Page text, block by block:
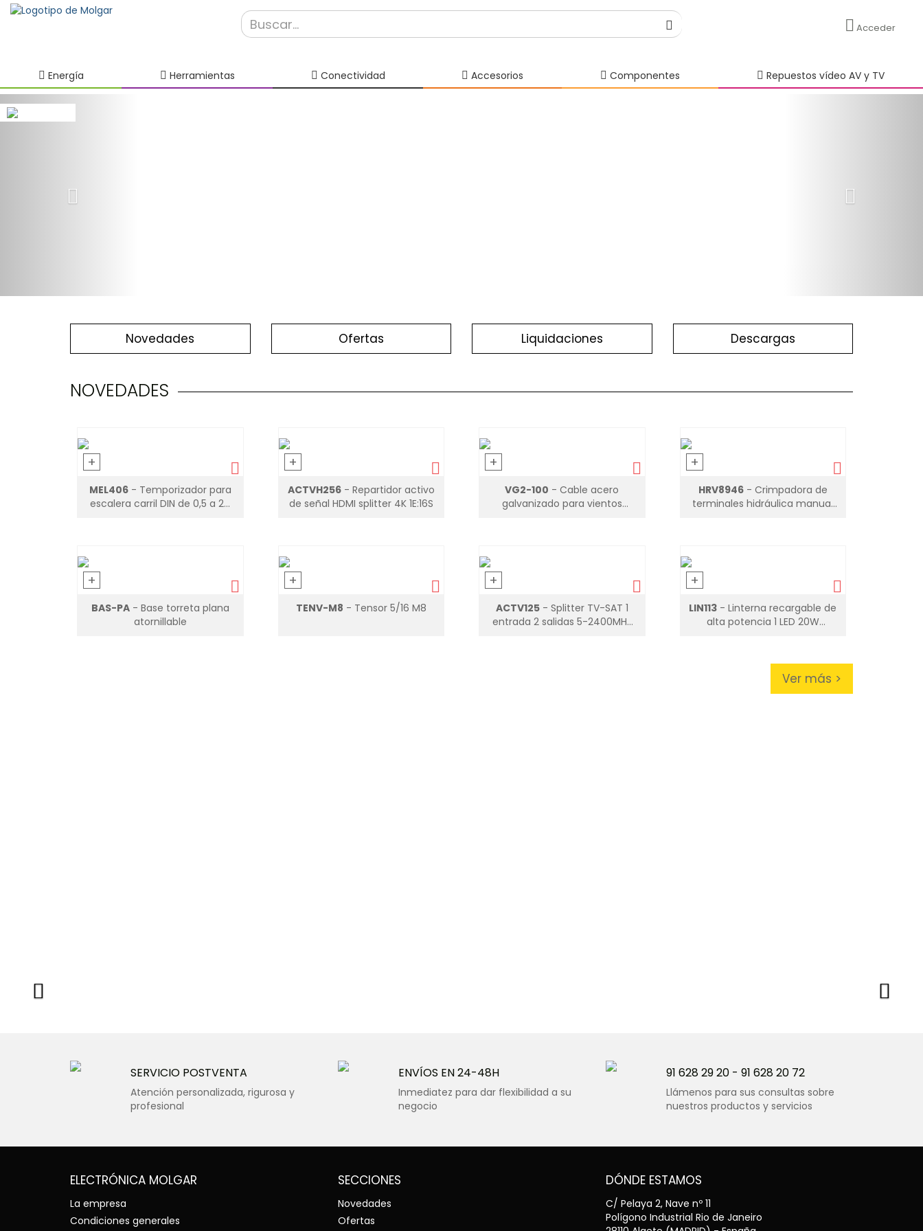
Acceder
Energía Herramientas Conectividad Accesorios Componentes Repuestos vídeo AV y TV
Previous Next
Novedades Ofertas Liquidaciones Descargas
NOVEDADES
+
MEL406- Temporizador para
escalera carril DIN de 0,5 a 20
+
ACTVH256- Repartidor activo
de señal HDMI splitter 4K 1E:16S
+
VG2-100 - Cable acero
galvanizado para vientos
+
HRV8946- Crimpadora de
terminales hidráulica manual
+
BAS-PA- Base torreta plana
atornillable
+
TENV-M8 - Tensor 5/16 M8
+
ACTV125- Splitter TV-SAT 1
entrada 2 salidas 5-2400MHz
+
LIN113 - Linterna recargable de
alta potencia 1 LED 20W
Ver más >
SERVICIO POSTVENTA
Atención personalizada, rigurosa y
profesional
ENVÍOS EN 24-48H
Inmediatez para dar flexibilidad a su
negocio
91 628 29 20 - 91 628 20 72
Llámenos para sus consultas sobre
nuestros productos y servicios
ELECTRÓNICA MOLGAR
La empresa
Condiciones generales
SECCIONES
Novedades
Ofertas
DÓNDE ESTAMOS
C/ Pelaya 2, Nave nº 11
Polígono Industrial Rio de Janeiro